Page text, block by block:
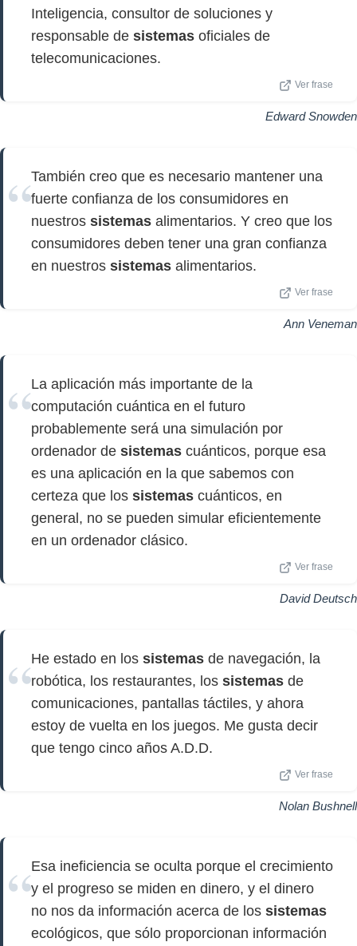
Inteligencia, consultor de soluciones y
responsable de sistemas oficiales de
telecomunicaciones.
Ver frase
Edward Snowden
También creo que es necesario mantener una
fuerte confianza de los consumidores en
nuestros sistemas alimentarios. Y creo que los
consumidores deben tener una gran confianza
en nuestros sistemas alimentarios.
Ver frase
Ann Veneman
La aplicación más importante de la
computación cuántica en el futuro
probablemente será una simulación por
ordenador de sistemas cuánticos, porque esa
es una aplicación en la que sabemos con
certeza que los sistemas cuánticos, en
general, no se pueden simular eficientemente
en un ordenador clásico.
Ver frase
David Deutsch
He estado en los sistemas de navegación, la
robótica, los restaurantes, los sistemas de
comunicaciones, pantallas táctiles, y ahora
estoy de vuelta en los juegos. Me gusta decir
que tengo cinco años A.D.D.
Ver frase
Nolan Bushnell
Esa ineficiencia se oculta porque el crecimiento
y el progreso se miden en dinero, y el dinero
no nos da información acerca de los sistemas
ecológicos, que sólo proporcionan información